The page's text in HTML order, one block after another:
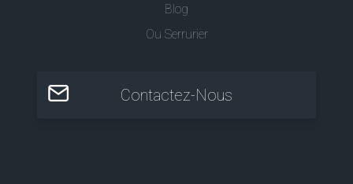
Blog
Ou Serrurier
Contactez-Nous